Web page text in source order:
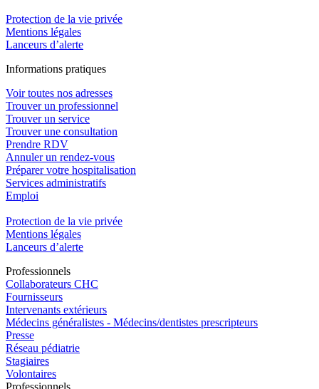
Protection de la vie privée
Mentions légales
Lanceurs d’alerte
Informations pratiques
Voir toutes nos adresses
Trouver un professionnel
Trouver un service
Trouver une consultation
Prendre RDV
Annuler un rendez-vous
Préparer votre hospitalisation
Services administratifs
Emploi​
Protection de la vie privée
Mentions légales
Lanceurs d’alerte
Professionnels
Collaborateurs CHC
Fournisseurs
Intervenants extérieurs
Médecins généralistes - Médecins/dentistes prescripteurs
Presse
Réseau pédiatrie
Stagiaires
Volontaires
Professionnels